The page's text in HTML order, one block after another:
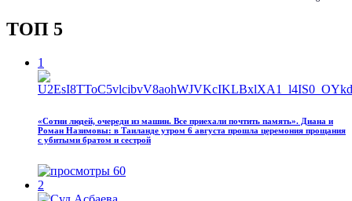
ТОП 5
1
«Сотни людей, очереди из машин. Все приехали почтить память». Диана и
Роман Назимовы: в Таиланде утром 6 августа прошла церемония прощания
с убитыми братом и сестрой
60
2